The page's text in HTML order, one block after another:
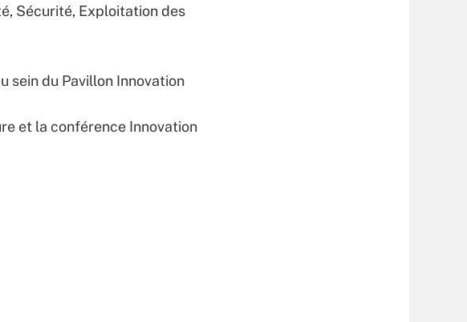
Sécurité, Exploitation des
du Pavillon Innovation
et la conférence Innovation